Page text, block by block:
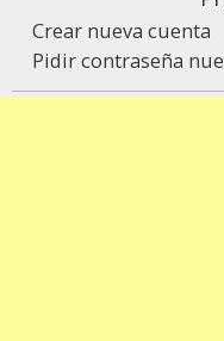
Crear nueva cuenta
Pidir contraseña